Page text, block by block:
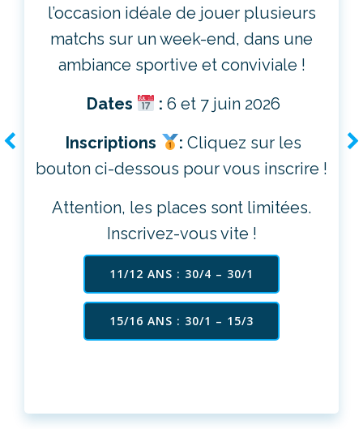
l’occasion idéale de jouer plusieurs
matchs sur un week-end, dans une
ambiance sportive et conviviale !
Dates
: 6 et 7 juin 2026
Inscriptions
: Cliquez sur les
bouton ci-dessous pour vous inscrire !
Attention, les places sont limitées.
Inscrivez-vous vite !
11/12 ANS : 30/4 – 30/1
15/16 ANS : 30/1 – 15/3